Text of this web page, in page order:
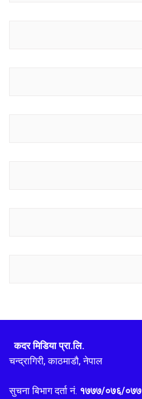
कदर मिडिया प्रा.लि.
चन्द्रागिरी, काठमाडौ, नेपाल
सुचना बिभाग दर्ता नं. १७७७/०७६/०७७